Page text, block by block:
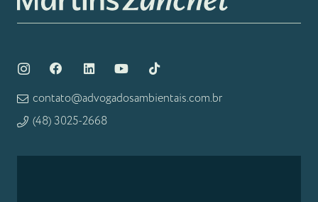
contato@advogadosambientais.com.br
(48) 3025-2668